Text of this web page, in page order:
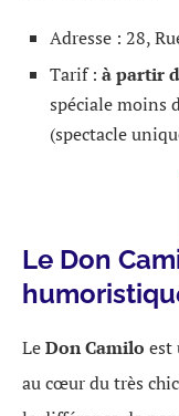
Adresse : 28,
Tarif : à partir
spéciale moins
(spectacle
Le Don
LeDon Camilo est
au cœur du très